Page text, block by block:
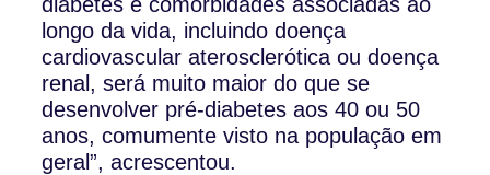
longo da vida, incluindo doença
cardiovascular aterosclerótica ou doença
renal, será muito maior do que se
desenvolver pré-diabetes aos 40 ou 50
anos, comumente visto na população em
geral”, acrescentou.